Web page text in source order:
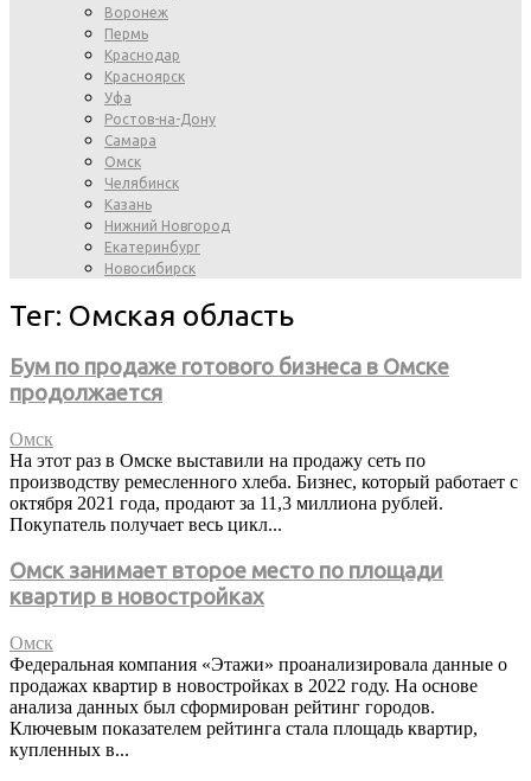
Воронеж
Пермь
Краснодар
Красноярск
Уфа
Ростов-на-Дону
Самара
Омск
Челябинск
Казань
Нижний Новгород
Екатеринбург
Новосибирск
Тег: Омская область
Бум по продаже готового бизнеса в Омске
продолжается
Омск
На этот раз в Омске выставили на продажу сеть по
производству ремесленного хлеба. Бизнес, который работает с
октября 2021 года, продают за 11,3 миллиона рублей.
Покупатель получает весь цикл...
Омск занимает второе место по площади
квартир в новостройках
Омск
Федеральная компания «Этажи» проанализировала данные о
продажах квартир в новостройках в 2022 году. На основе
анализа данных был сформирован рейтинг городов.
Ключевым показателем рейтинга стала площадь квартир,
купленных в...